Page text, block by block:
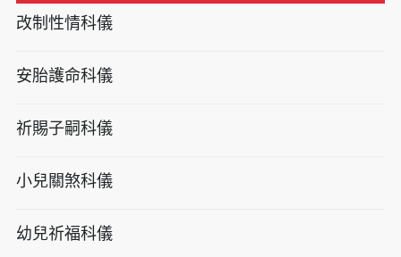
改制性情科儀
安胎護命科儀
祈賜子嗣科儀
小兒關煞科儀
幼兒祈福科儀